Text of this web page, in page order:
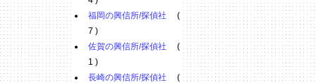
福岡の興信所/探偵社 (
7 )
佐賀の興信所/探偵社 (
1 )
長崎の興信所/探偵社 (